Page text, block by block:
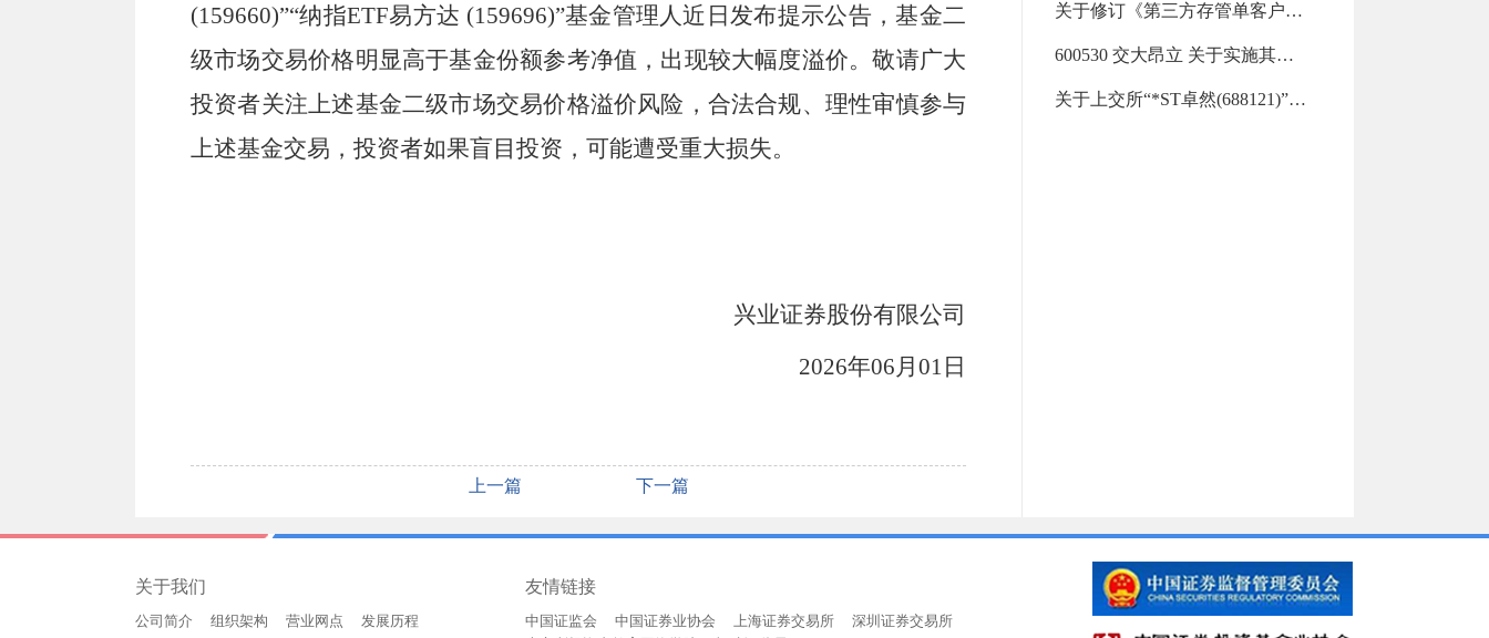
(159660)”“纳指ETF易方达 (159696)”基金管理人近日发布提示公告，基金二
级市场交易价格明显高于基金份额参考净值，出现较大幅度溢价。敬请广大
投资者关注上述基金二级市场交易价格溢价风险，合法合规、理性审慎参与
上述基金交易，投资者如果盲目投资，可能遭受重大损失。
兴业证券股份有限公司
2026年06月 01 日
上一篇 下一篇
关于修订《第三方存管单客户多银行服务协议》《第三方存管单客户多银行服务风险揭示书》及《兴业证券股份有限公司银衍转账服务协议》的公告（2026-08-03 18:34:08.0)
600530 交大昂立 关于实施其他风险警示暨停牌的公告（2026-08-03 13:44:00.0)
关于上交所“*ST卓然(688121)”重点监控证券交易的风险提示（2026-08-03 09:56:40.0)
关于我们
公司简介 组织架构 营业网点 发展历程
友情链接
中国证监会 中国证券业协会 上海证券交易所
深圳证券交易所